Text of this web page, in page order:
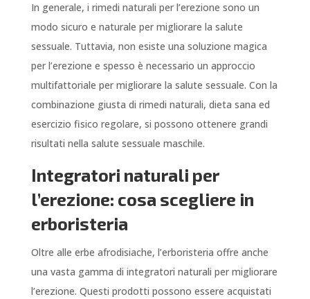
In generale, i rimedi naturali per l’erezione sono un
modo sicuro e naturale per migliorare la salute
sessuale. Tuttavia, non esiste una soluzione magica
per l’erezione e spesso è necessario un approccio
multifattoriale per migliorare la salute sessuale. Con la
combinazione giusta di rimedi naturali, dieta sana ed
esercizio fisico regolare, si possono ottenere grandi
risultati nella salute sessuale maschile.
Integratori naturali per
l’erezione: cosa scegliere in
erboristeria
Oltre alle erbe afrodisiache, l’erboristeria offre anche
una vasta gamma di integratori naturali per migliorare
l’erezione. Questi prodotti possono essere acquistati